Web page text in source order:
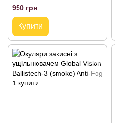
(insert)
950 грн
Купити